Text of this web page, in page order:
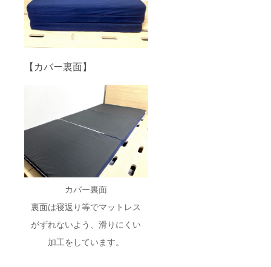
【カバー裏面】
カバー裏面
裏面は寝返り等でマットレス
がずれないよう、滑りにくい
加工をしています。